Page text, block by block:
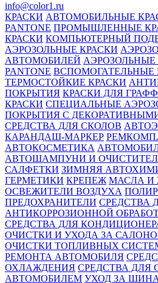
info@color1.ru
КРАСКИ АВТОМОБИЛЬНЫЕ
PANTONE ПРОМЫШЛЕННЫЕ
КРАСКИ КОМПЬЮТЕРНЫЙ
АЭРОЗОЛЬНЫЕ КРАСКИ
АВТОМОБИЛЕЙ АЭРОЗОЛЬНЫЕ
PANTONE
ТЕРМОСТОЙКИЕ КРАСКИ
ПОКРЫТИЯ КРАСКИ ДЛЯ
КРАСКИ СПЕЦИАЛЬНЫЕ
ПОКРЫТИЯ С
СРЕДСТВА ДЛЯ СКОЛОВ
КАРАНДАШ-МАРКЕР
АВТОКОСМЕТИКА
АВТОШАМПУНИ И
САЛФЕТКИ ЗИМНЯЯ
ГЕРМЕТИКИ КРЕПЕЖ МАСЛА И
ОСВЕЖИТЕЛИ ВОЗДУХА
ПРЕДОХРАНИТЕЛИ СРЕДСТВА
АНТИКОРРОЗИОННОЙ
СРЕДСТВА ДЛЯ
ОЧИСТКИ И УХОДА ЗА
ОЧИСТКИ ТОПЛИВНЫХ
РЕМОНТА АВТОМОБИЛЯ
ОХЛАЖДЕНИЯ СРЕДСТВА ДЛЯ
АВТОМОБИЛЕМ УХОД ЗА